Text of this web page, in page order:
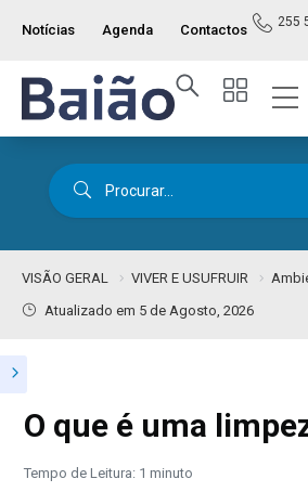
Notícias Agenda Contactos 255
VISÃO GERAL VIVER E USUFRUIR
Atualizado em 5 de Agosto, 2026
O que é uma
Tempo de Leitura: 1 minuto